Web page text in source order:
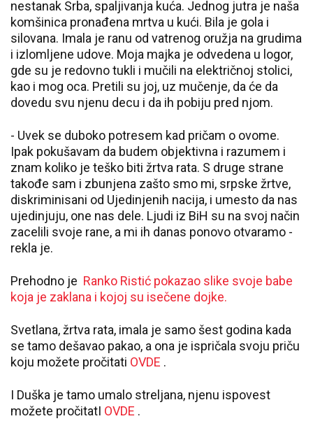
nestanak Srba, spaljivanja kuća. Jednog jutra je naša
komšinica pronađena mrtva u kući. Bila je gola i
silovana. Imala je ranu od vatrenog oružja na grudima
i izlomljene udove. Moja majka je odvedena u logor,
gde su je redovno tukli i mučili na električnoj stolici,
kao i mog oca. Pretili su joj, uz mučenje, da će da
dovedu svu njenu decu i da ih pobiju pred njom.
- Uvek se duboko potresem kad pričam o ovome.
Ipak pokušavam da budem objektivna i razumem i
znam koliko je teško biti žrtva rata. S druge strane
takođe sam i zbunjena zašto smo mi, srpske žrtve,
diskriminisani od Ujedinjenih nacija, i umesto da nas
ujedinjuju, one nas dele. Ljudi iz BiH su na svoj način
zacelili svoje rane, a mi ih danas ponovo otvaramo -
rekla je.
Prehodno je Ranko Ristić pokazao slike svoje babe
koja je zaklana i kojoj su isečene dojke.
Svetlana, žrtva rata, imala je samo šest godina kada
se tamo dešavao pakao, a ona je ispričala svoju priču
koju možete pročitati OVDE .
I Duška je tamo umalo streljana, njenu ispovest
možete pročitatI OVDE .